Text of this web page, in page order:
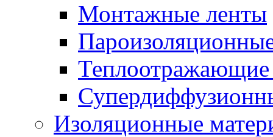
Монтажные ленты
Теплоотражающие
Изоляционные